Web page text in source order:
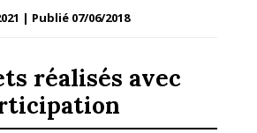
| Publié 07/06/2018
réalisés avec